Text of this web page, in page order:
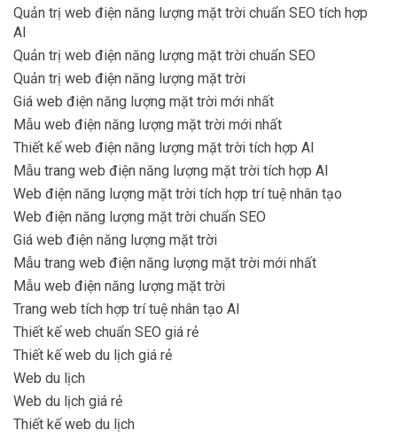
Quản trị web điện năng lượng mặt trời chuẩn SEO tích hợp
AI
Quản trị web điện năng lượng mặt trời chuẩn SEO
Quản trị web điện năng lượng mặt trời
Giá web điện năng lượng mặt trời mới nhất
Mẫu web điện năng lượng mặt trời mới nhất
Thiết kế web điện năng lượng mặt trời tích hợp AI
Mẫu trang web điện năng lượng mặt trời tích hợp AI
Web điện năng lượng mặt trời tích hợp trí tuệ nhân tạo
Web điện năng lượng mặt trời chuẩn SEO
Giá web điện năng lượng mặt trời
Mẫu trang web điện năng lượng mặt trời mới nhất
Mẫu web điện năng lượng mặt trời
Trang web tích hợp trí tuệ nhân tạo AI
Thiết kế web chuẩn SEO giá rẻ
Thiết kế web du lịch giá rẻ
Web du lịch
Web du lịch giá rẻ
Thiết kế web du lịch